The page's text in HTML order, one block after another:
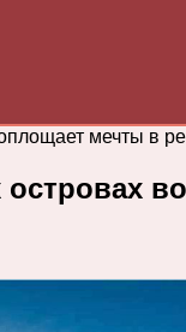
мечты в